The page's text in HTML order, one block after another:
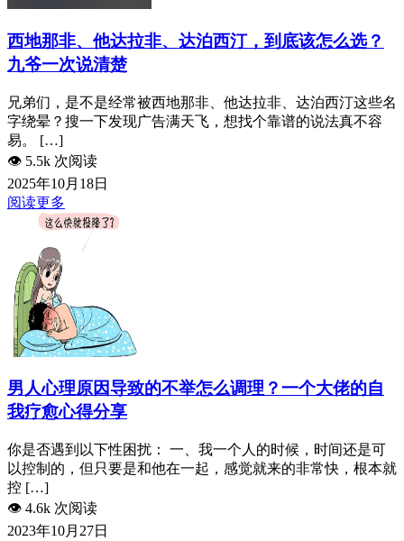
西地那非、他达拉非、达泊西汀，到底该怎么选？
九爷一次说清楚
兄弟们，是不是经常被西地那非、他达拉非、达泊西汀这些名
字绕晕？搜一下发现广告满天飞，想找个靠谱的说法真不容
易。 […]
👁️ 5.5k 次阅读
2025年10月18日
阅读更多
男人心理原因导致的不举怎么调理？一个大佬的自
我疗愈心得分享
你是否遇到以下性困扰： 一、我一个人的时候，时间还是可
以控制的，但只要是和他在一起，感觉就来的非常快，根本就
控 […]
👁️ 4.6k 次阅读
2023年10月27日